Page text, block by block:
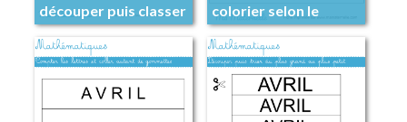
découper puis classer
colorier selon le
nombre indiqué